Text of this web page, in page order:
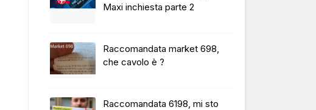
Maxi inchiesta parte 2
Raccomandata market 698,
che cavolo è ?
Raccomandata 6198, mi sto